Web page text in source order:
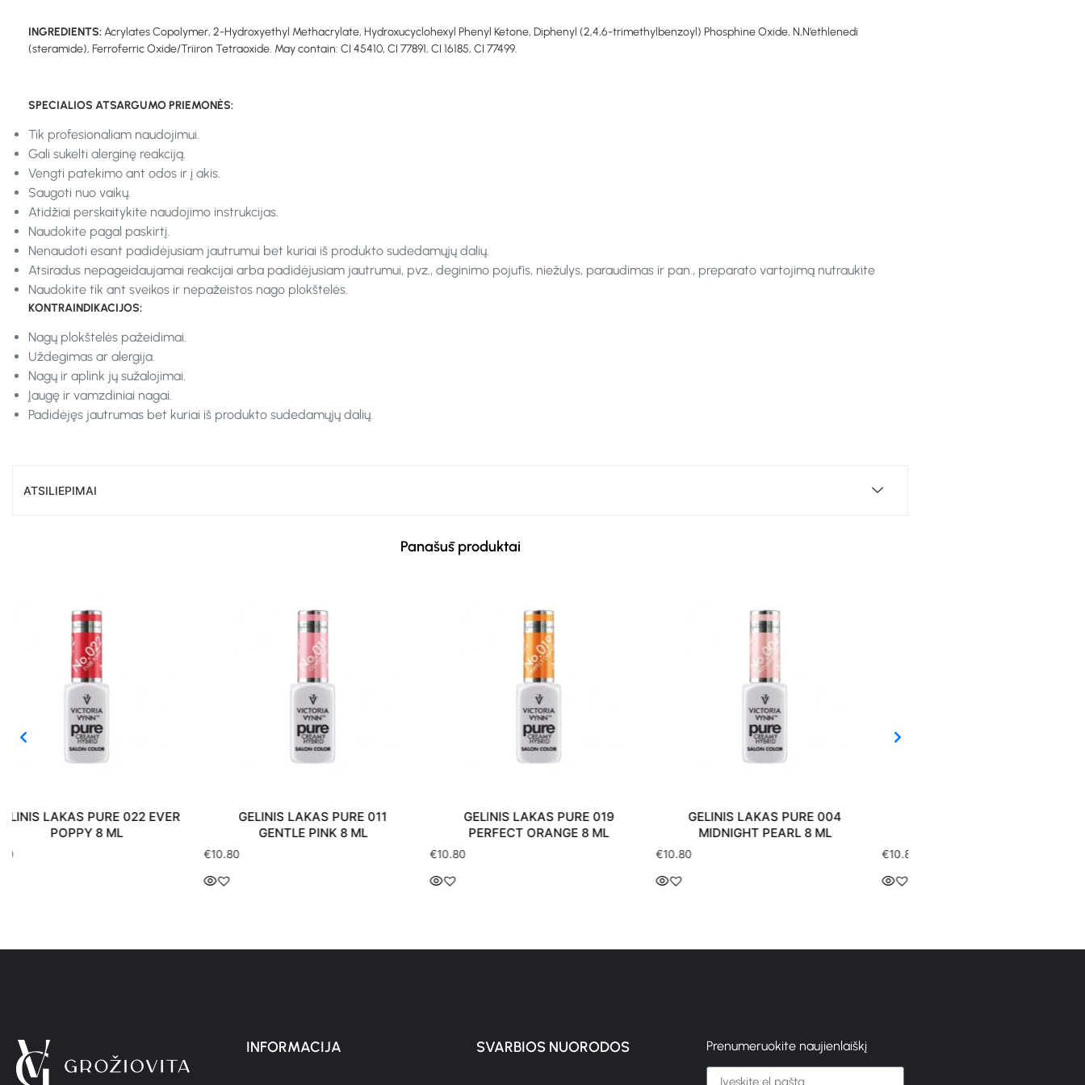
INGREDIENTS:Acrylates Copolymer, 2-Hydroxyethyl Methacrylate, Hydroxucyclohexyl Phenyl Ketone, Diphenyl (2,4,6-trimethylbenzoyl) Phosphine Oxide, N,N’ethlenedi
(steramide), Ferroferric Oxide/Triiron Tetraoxide. May contain: CI 45410, CI 77891, CI 16185, CI 77499.
SPECIALIOS ATSARGUMO PRIEMONĖS:
Tik profesionaliam naudojimui.
Gali sukelti alerginę reakciją.
Vengti patekimo ant odos ir į akis.
Saugoti nuo vaikų.
Atidžiai perskaitykite naudojimo instrukcijas.
Naudokite pagal paskirtį.
Nenaudoti esant padidėjusiam jautrumui bet kuriai iš produkto sudedamųjų dalių.
Atsiradus nepageidaujamai reakcijai arba padidėjusiam jautrumui, pvz., deginimo pojūtis, niežulys, paraudimas ir pan., preparato vartojimą nutraukite
Naudokite tik ant sveikos ir nepažeistos nago plokštelės.
KONTRAINDIKACIJOS:
Nagų plokštelės pažeidimai.
Uždegimas ar alergija.
Nagų ir aplink jų sužalojimai.
Įaugę ir vamzdiniai nagai.
Padidėjęs jautrumas bet kuriai iš produkto sudedamųjų dalių.
ATSILIEPIMAI
Panašūs produktai
GELINIS LAKAS PURE 011
GENTLE PINK 8 ML
€
GELINIS LAKAS PURE 019
PERFECT ORANGE 8 ML
€
GELINIS LAKAS PURE 004
MIDNIGHT PEARL 8 ML
€
VICTORIA VYNN PURE 128
GELINIS LAKAS 8 ML
€
INFORMACIJA SVARBIOS NUORODOS Prenumeruokite naujienlaiškį